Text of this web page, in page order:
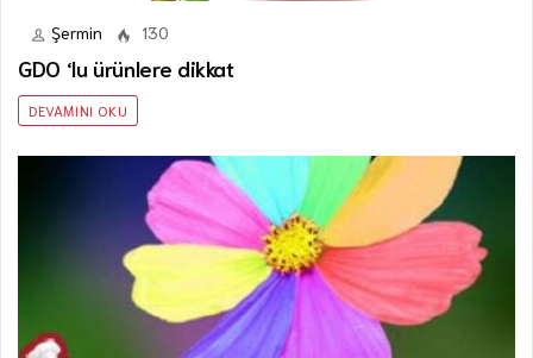
Şermin 130
GDO ‘lu ürünlere dikkat
DEVAMINI OKU